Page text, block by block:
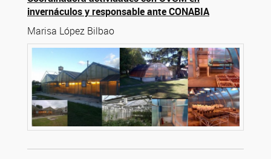
invernáculos y responsable ante CONABIA
Marisa López Bilbao